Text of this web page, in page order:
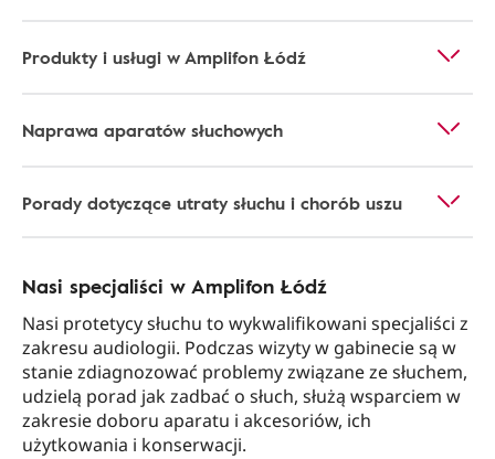
Produkty i usługi w Amplifon Łódź
Naprawa aparatów słuchowych
Porady dotyczące utraty słuchu i chorób uszu
Nasi specjaliści w Amplifon Łódź
Nasi protetycy słuchu to wykwalifikowani specjaliści z
zakresu audiologii. Podczas wizyty w gabinecie są w
stanie zdiagnozować problemy związane ze słuchem,
udzielą porad jak zadbać o słuch, służą wsparciem w
zakresie doboru aparatu i akcesoriów, ich
użytkowania i konserwacji.